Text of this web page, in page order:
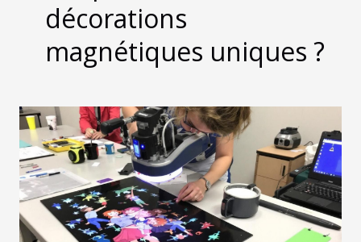
décorations
magnétiques uniques ?